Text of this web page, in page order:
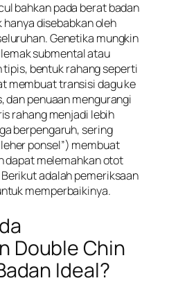
bahkan pada berat badan
disebabkan oleh
Genetika mungkin
submental atau
bentuk rahang seperti
membuat transisi dagu ke
dan penuaan mengurangi
rahang menjadi lebih
berpengaruh, sering
ponsel”) membuat
dapat melemahkan otot
adalah pemeriksaan
memperbaikinya.
Double Chin
Ideal?